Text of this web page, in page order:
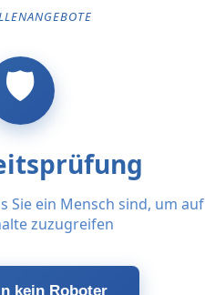
Sie ein Mensch sind, um auf
zuzugreifen
kein Roboter